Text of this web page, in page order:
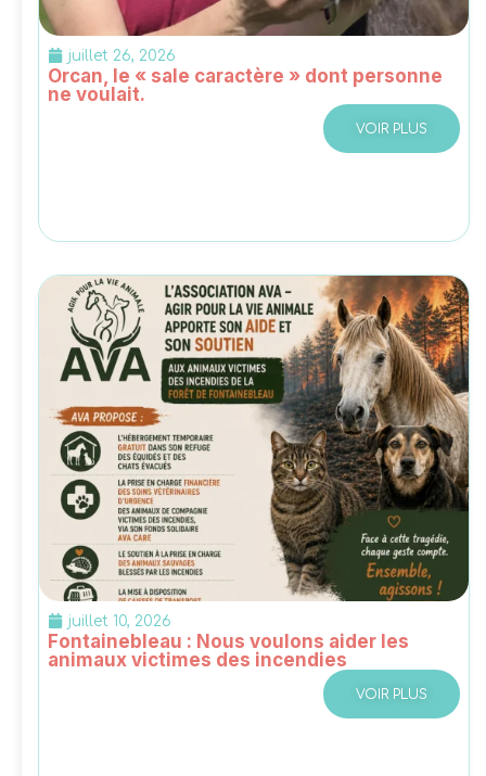
juillet 26, 2026
Orcan, le « sale caractère » dont personne
ne voulait.
VOIR PLUS
juillet 10, 2026
Fontainebleau : Nous voulons aider les
animaux victimes des incendies
VOIR PLUS